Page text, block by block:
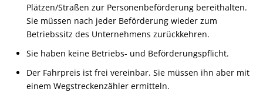
Plätzen/Straßen zur Personenbeförderung bereithalten.
Sie müssen nach jeder Beförderung wieder zum
Betriebssitz des Unternehmens zurückkehren.
Sie haben keine Betriebs- und Beförderungspflicht.
Der Fahrpreis ist frei vereinbar. Sie müssen ihn aber mit
einemWegstreckenzähler ermitteln.